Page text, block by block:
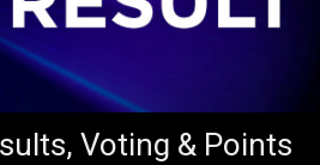
Voting & Points